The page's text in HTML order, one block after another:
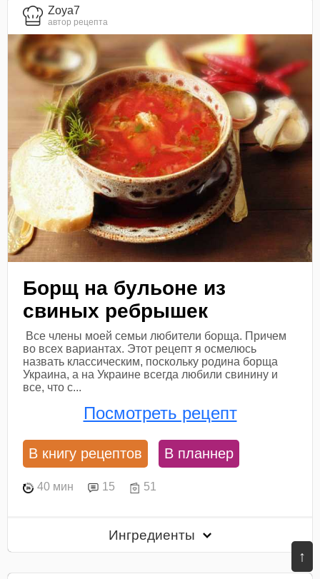
↑
Zoya7
автор рецепта
Борщ на бульоне из
свиных ребрышек
Все члены моей семьи любители борща. Причем
во всех вариантах. Этот рецепт я осмелюсь
назвать классическим, поскольку родина борща
Украина, а на Украине всегда любили свинину и
все, что с...
Посмотреть рецепт
В книгу рецептов В планнер
40 мин 15 51
Ингредиенты